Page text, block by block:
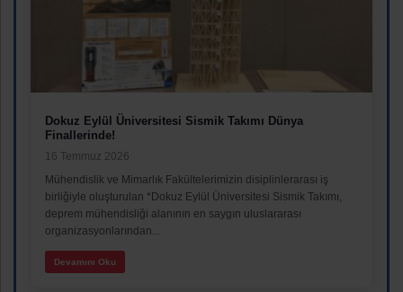
Dokuz Eylül Üniversitesi Sismik Takımı Dünya
Finallerinde!
16 Temmuz 2026
Mühendislik ve Mimarlık Fakültelerimizin disiplinlerarası iş
birliğiyle oluşturulan *Dokuz Eylül Üniversitesi Sismik Takımı,
deprem mühendisliği alanının en saygın uluslararası
organizasyonlarından...
Devamını Oku